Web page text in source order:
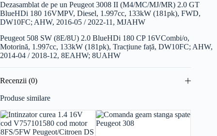
Dezasamblat de pe un Peugeot 3008 II (M4/MC/MJ/MR) 2.0 GT
BlueHDi 180 16VMPV, Diesel, 1.997cc, 133kW (181pk), FWD,
DW10FC; AHW, 2016-05 / 2022-11, MJAHW
Peugeot 508 SW (8E/8U) 2.0 BlueHDi 180 CP 16VCombi/o,
Motorină, 1.997cc, 133kW (181pk), Tracțiune față, DW10FC; AHW,
2014-04 / 2018-12, 8EAHW; 8UAHW
Recenzii (0)
Produse similare